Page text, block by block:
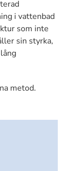
i vattenbad
som inte
sin styrka,
metod.